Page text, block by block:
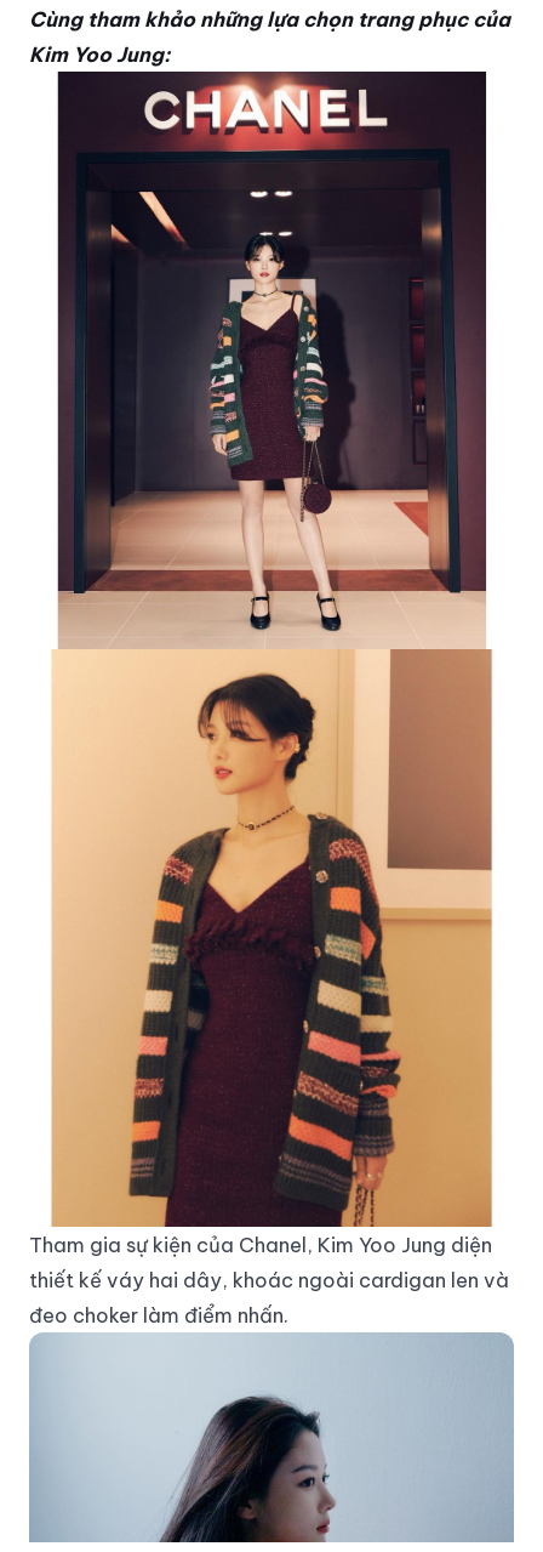
Cùng tham khảo những lựa chọn trang phục của
Kim Yoo Jung:
Tham gia sự kiện của Chanel, Kim Yoo Jung diện
thiết kế váy hai dây, khoác ngoài cardigan len và
đeo choker làm điểm nhấn.